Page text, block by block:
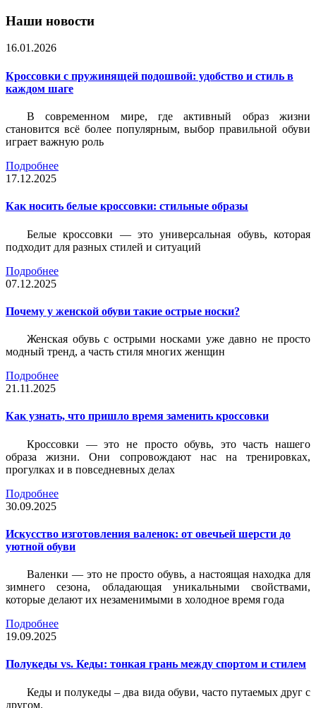
Наши новости
16.01.2026
Кроссовки с пружинящей подошвой: удобство и стиль в
каждом шаге
В современном мире, где активный образ жизни
становится всё более популярным, выбор правильной обуви
играет важную роль
Подробнее
17.12.2025
Как носить белые кроссовки: стильные образы
Белые кроссовки — это универсальная обувь, которая
подходит для разных стилей и ситуаций
Подробнее
07.12.2025
Почему у женской обуви такие острые носки?
Женская обувь с острыми носками уже давно не просто
модный тренд, а часть стиля многих женщин
Подробнее
21.11.2025
Как узнать, что пришло время заменить кроссовки
Кроссовки — это не просто обувь, это часть нашего
образа жизни. Они сопровождают нас на тренировках,
прогулках и в повседневных делах
Подробнее
30.09.2025
Искусство изготовления валенок: от овечьей шерсти до
уютной обуви
Валенки — это не просто обувь, а настоящая находка для
зимнего сезона, обладающая уникальными свойствами,
которые делают их незаменимыми в холодное время года
Подробнее
19.09.2025
Полукеды vs. Кеды: тонкая грань между спортом и стилем
Кеды и полукеды – два вида обуви, часто путаемых друг с
другом.